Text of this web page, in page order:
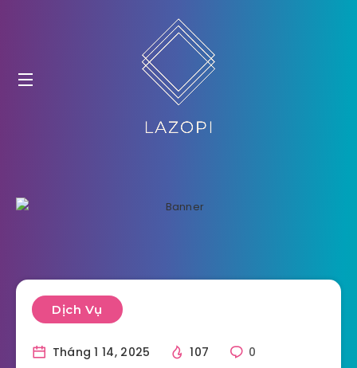
Dịch Vụ
Tháng 1 14, 2025 107 0